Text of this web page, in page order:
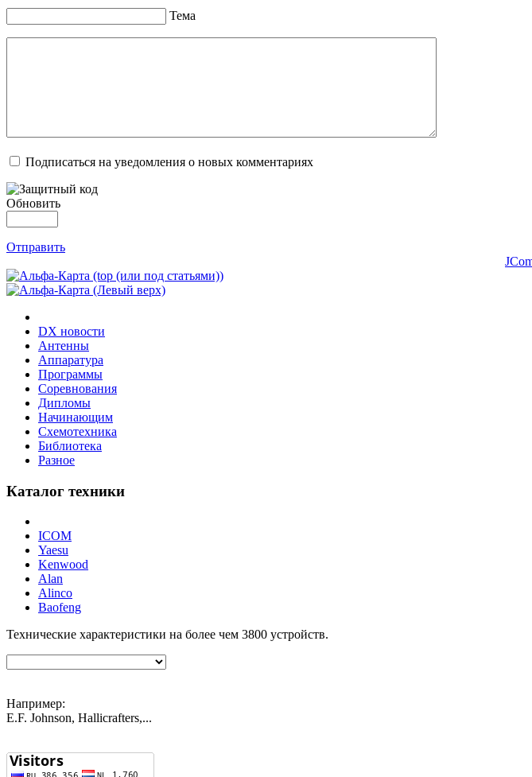
Тема
Подписаться на уведомления о новых комментариях
Обновить
Отправить
DX новости
Антенны
Аппаратура
Программы
Соревнования
Дипломы
Начинающим
Схемотехника
Библиотека
Разное
Каталог техники
ICOM
Yaesu
Kenwood
Alan
Alinco
Baofeng
Технические характеристики на более чем 3800 устройств.
Например:
E.F. Johnson, Hallicrafters,...